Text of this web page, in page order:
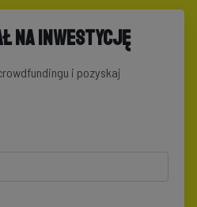
na inwestycję
i pozyskaj